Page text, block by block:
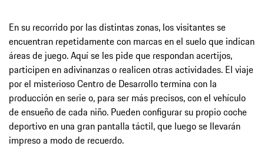
En su recorrido por las distintas zonas, los visitantes se
encuentran repetidamente con marcas en el suelo que indican
áreas de juego. Aquí se les pide que respondan acertijos,
participen en adivinanzas o realicen otras actividades. El viaje
por el misterioso Centro de Desarrollo termina con la
producción en serie o, para ser más precisos, con el vehículo
de ensueño de cada niño. Pueden configurar su propio coche
deportivo en una gran pantalla táctil, que luego se llevarán
impreso a modo de recuerdo.